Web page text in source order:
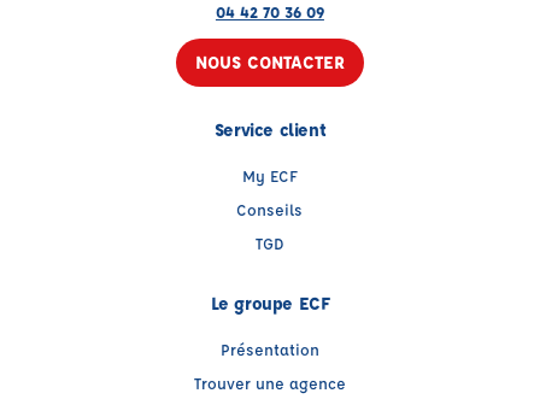
04 42 70 36 09
NOUS CONTACTER
Service client
My ECF
Conseils
TGD
Le groupe ECF
Présentation
Trouver une agence